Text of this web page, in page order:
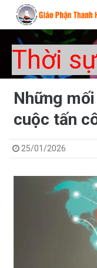
Thời sự
Những
cuộc tấn
25/01/2026